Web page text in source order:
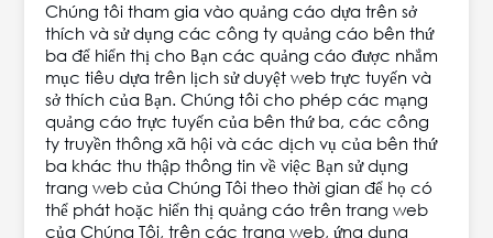
Chúng tôi tham gia vào quảng cáo dựa trên sở
thích và sử dụng các công ty quảng cáo bên thứ
ba để hiển thị cho Bạn các quảng cáo được nhắm
mục tiêu dựa trên lịch sử duyệt web trực tuyến và
sở thích của Bạn. Chúng tôi cho phép các mạng
quảng cáo trực tuyến của bên thứ ba, các công
ty truyền thông xã hội và các dịch vụ của bên thứ
ba khác thu thập thông tin về việc Bạn sử dụng
trang web của Chúng Tôi theo thời gian để họ có
thể phát hoặc hiển thị quảng cáo trên trang web
của Chúng Tôi, trên các trang web, ứng dụng